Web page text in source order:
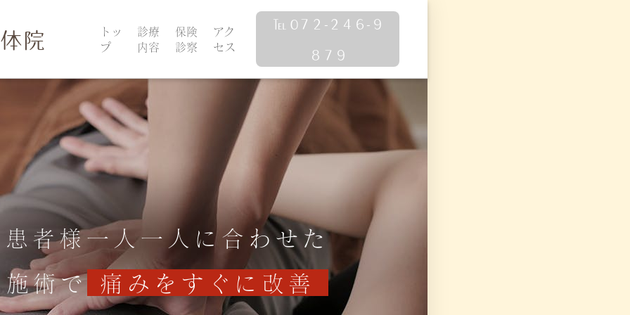
院
トッ
プ
診療
内容
保険
診察
アク
セス
℡ 0７２-２４６-９
８７９
患者様一人一人に合わせた
施術で 痛みをすぐに改善